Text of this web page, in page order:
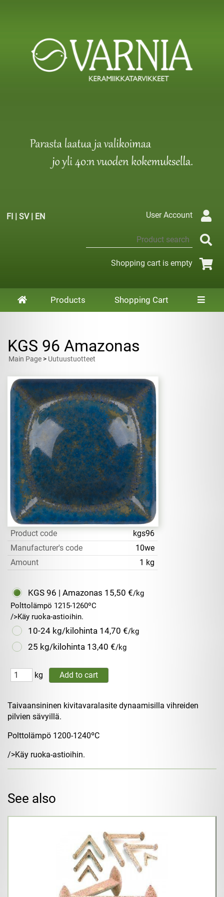
FI | SV| EN User Account
Shopping cart is empty
Products Shopping Cart
KGS 96 Amazonas
Main Page > Uutuustuotteet
Product code
kgs96
Manufacturer's code
10we
Amount
1 kg
KGS 96 | Amazonas 15,50 €/kg
Polttolämpö 1215-1260ºC
/>Käy ruoka-astioihin.
10-24 kg/kilohinta 14,70 €/kg
25 kg/kilohinta 13,40 €/kg
kg
Taivaansininen kivitavaralasite dynaamisilla vihreiden
pilvien sävyillä.
Polttolämpö 1200-1240ºC
/>Käy ruoka-astioihin.
See also